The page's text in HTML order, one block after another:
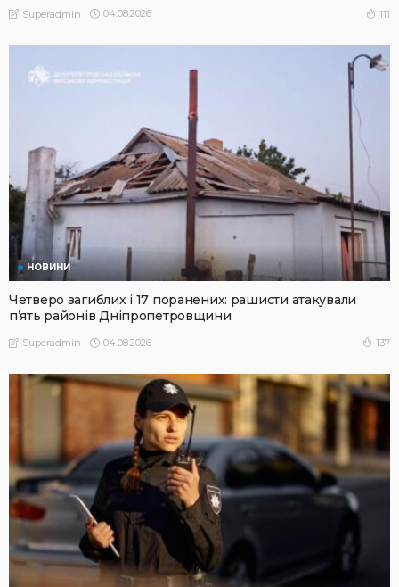
Superadmin 04.08.2026 111
НОВИНИ
Четверо загиблих і 17 поранених: рашисти атакували
п’ять районів Дніпропетровщини
Superadmin 04.08.2026 137